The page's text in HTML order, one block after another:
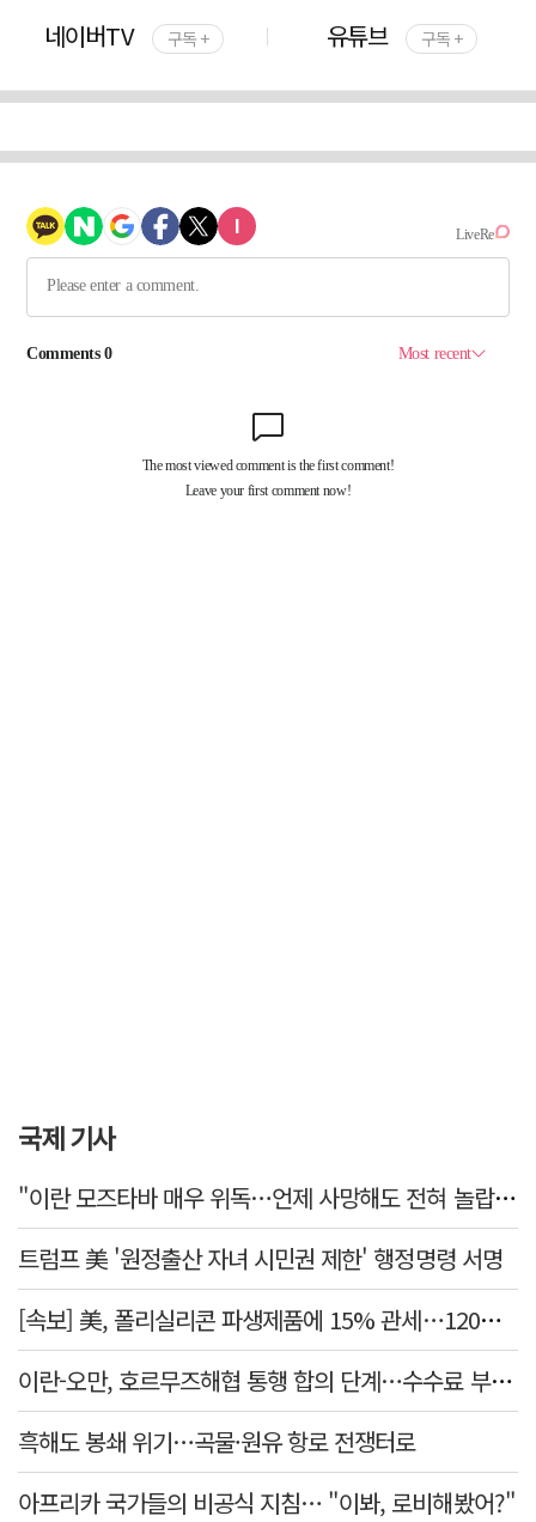
네이버TV 구독 + 유튜브 구독 +
국제 기사
"이란 모즈타바 매우 위독…언제 사망해도 전혀 놀랍지 않아"
트럼프 美 '원정출산 자녀 시민권 제한' 행정명령 서명
[속보] 美, 폴리실리콘 파생제품에 15% 관세…120일 뒤 발효
이란-오만, 호르무즈해협 통행 합의 단계…수수료 부과되나
흑해도 봉쇄 위기…곡물·원유 항로 전쟁터로
아프리카 국가들의 비공식 지침… "이봐, 로비해봤어?"